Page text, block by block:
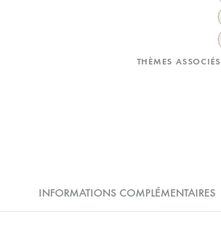
THÈMES ASSOCIÉS
INFORMATIONS COMPLÉMENTAIRES